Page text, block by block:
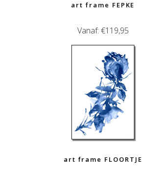
art frame FEPKE
Vanaf: €119,95
art frame FLOORTJE